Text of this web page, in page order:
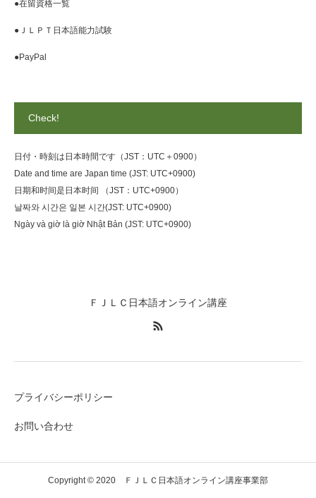
●在留資格一覧
●ＪＬＰＴ日本語能力試験
●PayPal
Check!
日付・時刻は日本時間です（JST：UTC＋0900）
Date and time are Japan time (JST: UTC+0900)
日期和时间是日本时间 （JST：UTC+0900）
날짜와 시간은 일본 시간(JST: UTC+0900)
Ngày và giờ là giờ Nhật Bản (JST: UTC+0900)
ＦＪＬＣ日本語オンライン講座
プライバシーポリシー
お問い合わせ
Copyright © 2020 ＦＪＬＣ日本語オンライン講座事業部